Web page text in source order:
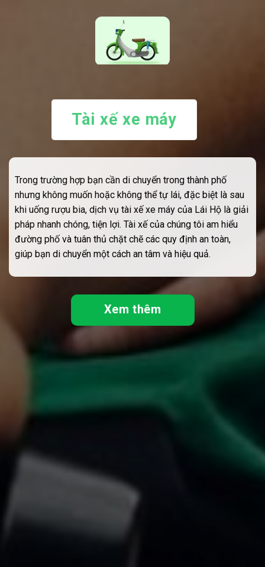
Tài xế xe máy
Trong trường hợp bạn cần di chuyển trong thành phố
nhưng không muốn hoặc không thể tự lái, đặc biệt là sau
khi uống rượu bia, dịch vụ tài xế xe máy của Lái Hộ là giải
pháp nhanh chóng, tiện lợi. Tài xế của chúng tôi am hiểu
đường phố và tuân thủ chặt chẽ các quy định an toàn,
giúp bạn di chuyển một cách an tâm và hiệu quả.
Xem thêm